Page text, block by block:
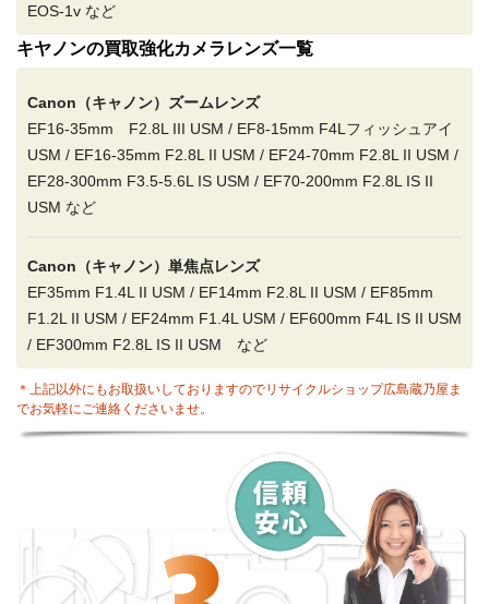
EOS-1v など
キヤノンの買取強化カメラレンズ一覧
Canon（キャノン）ズームレンズ
EF16-35mm F2.8L III USM / EF8-15mm F4Lフィッシュアイ
USM / EF16-35mm F2.8L II USM / EF24-70mm F2.8L II USM /
EF28-300mm F3.5-5.6L IS USM / EF70-200mm F2.8L IS II
USM など
Canon（キャノン）単焦点レンズ
EF35mm F1.4L II USM / EF14mm F2.8L II USM / EF85mm
F1.2L II USM / EF24mm F1.4L USM / EF600mm F4L IS II USM
/ EF300mm F2.8L IS II USM など
＊上記以外にもお取扱いしておりますのでリサイクルショップ広島蔵乃屋ま
でお気軽にご連絡くださいませ。